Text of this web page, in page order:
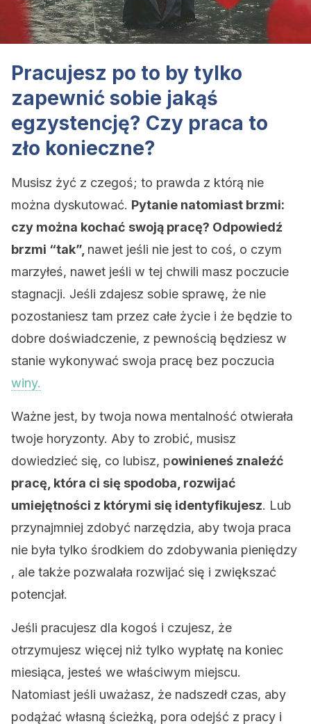
Pracujesz po to by tylko
zapewnić sobie jakąś
egzystencję? Czy praca to
zło ​​konieczne?
Musisz żyć z czegoś; to prawda z którą nie
można dyskutować. Pytanie natomiast brzmi:
czy można kochać swoją pracę? Odpowiedź
brzmi “tak”, nawet jeśli nie jest to coś, o czym
marzyłeś, nawet jeśli w tej chwili masz poczucie
stagnacji. Jeśli zdajesz sobie sprawę, że nie
pozostaniesz tam przez całe życie i że będzie to
dobre doświadczenie, z pewnością będziesz w
stanie wykonywać swoja pracę bez poczucia
winy.
Ważne jest, by twoja nowa mentalność otwierała
twoje horyzonty. Aby to zrobić, musisz
dowiedzieć się, co lubisz, powinieneś znaleźć
pracę, która ci się spodoba, rozwijać
umiejętności z którymi się identyfikujesz. Lub
przynajmniej zdobyć narzędzia, aby twoja praca
nie była tylko środkiem do zdobywania pieniędzy
, ale także pozwalała rozwijać się i zwiększać
potencjał.
Jeśli pracujesz dla kogoś i czujesz, że
otrzymujesz więcej niż tylko wypłatę na koniec
miesiąca, jesteś we właściwym miejscu.
Natomiast jeśli uważasz, że nadszedł czas, aby
podążać własną ścieżką, pora odejść z pracy i